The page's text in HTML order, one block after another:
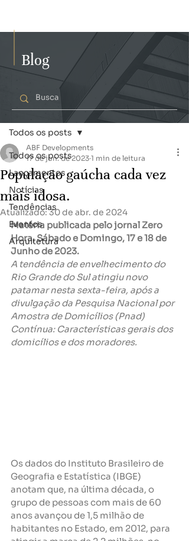
Post
Todos os posts
Lançamentos
Notícias
Tendências
Eventos
Arquitetura
Todos os posts
População gaúcha cada vez
mais idosa.
ABF Developments
17 de jun. de 2023 1 min de leitura
Atualizado:30 de abr. de 2024
Matéria publicada pelo jornal Zero
Hora, Sábado e Domingo, 17 e 18 de
Junho de 2023.
A tendência de envelhecimento do
Rio Grande do Sul atingiu novo
patamar nesta sexta-feira, após a
divulgação da Pesquisa Nacional por
Amostra de Domicílios (Pnad)
Contínua: Características gerais dos
domicílios e dos moradores.
Os dados do Instituto Brasileiro de
Geografia e Estatística (IBGE)
anotam que, na última década, o
grupo de pessoas com mais de 60
anos avançou de 1,5 milhão de
habitantes no Estado, em 2012, para
Blog